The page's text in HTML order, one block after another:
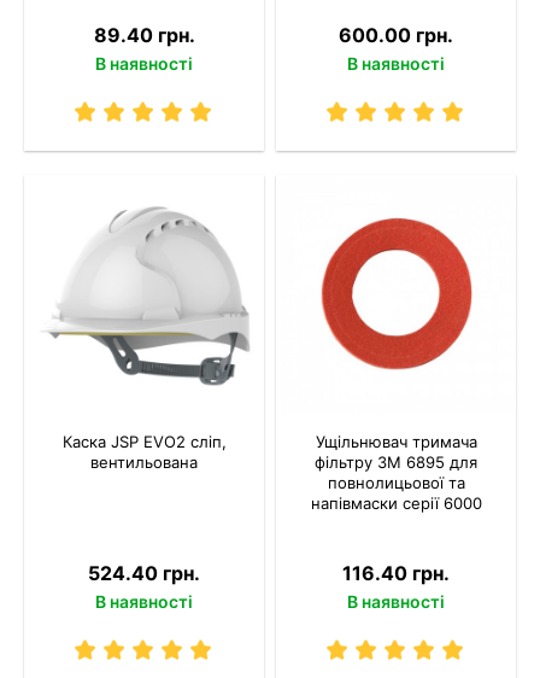
89.40 грн.
В наявності
600.00 грн.
В наявності
Каска JSP EVO2 сліп,
вентильована
524.40 грн.
В наявності
Ущільнювач тримача
фільтру 3M 6895 для
повнолицьової та
напівмаски серії 6000
116.40 грн.
В наявності